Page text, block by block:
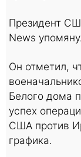
Президент
News
Он отметил,
Белого дома
успех
США против
графика.